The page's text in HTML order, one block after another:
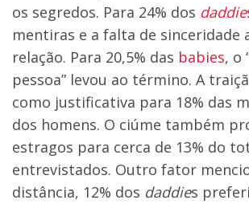
os segredos. Para 24% dos daddie
mentiras e a falta de sinceridade
relação. Para 20,5% das babies, o
pessoa” levou ao término. A
como justificativa para 18% das
dos homens. O ciúme também
estragos para cerca de 13% do
entrevistados. Outro fator
distância, 12% dos daddies